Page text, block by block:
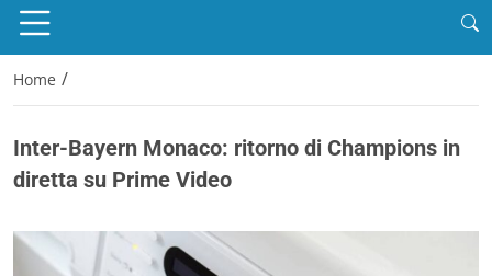
Home /
Inter-Bayern Monaco: ritorno di Champions in
diretta su Prime Video